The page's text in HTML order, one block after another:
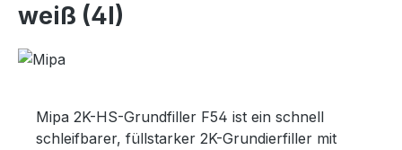
weiß (4l)
Mipa 2K-HS-Grundfiller F54 ist ein schnell
schleifbarer, füllstarker 2K-Grundierfiller mit